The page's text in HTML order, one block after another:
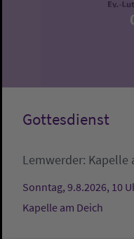
Gottesdienst
Lemwerder: Kapelle
Sonntag, 9.8.2026, 10
Kapelle am Deich